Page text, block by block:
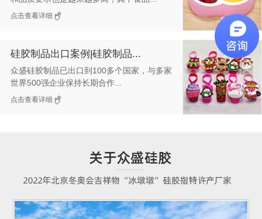
点击查看详细
硅胶制品出口案例|硅胶制品...
众盛硅胶制品已出口到100多个国家，与多家
世界500强企业保持长期合作...
点击查看详细